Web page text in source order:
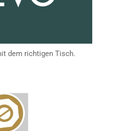
dem richtigen Tisch.